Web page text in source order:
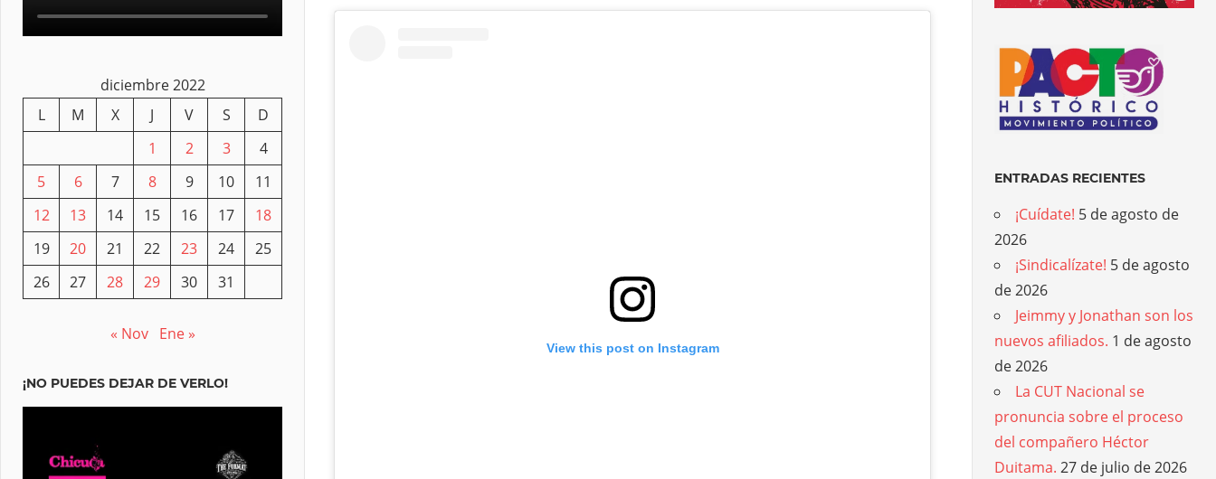
View this post on Instagram
diciembre 2022
L
M X J V S
D
1
2 3
4
5
6 7 8 9 10
11
12
13 14 15 16 17
18
19
20 21 22 23 24
25
26
27 28 29 30 31
« Nov Ene »
¡NO PUEDES DEJAR DE VERLO!
ENTRADAS RECIENTES
¡Cuídate! 5 de agosto de
2026
¡Sindicalízate! 5 de agosto
de 2026
Jeimmy y Jonathan son los
nuevos afiliados. 1 de agosto
de 2026
La CUT Nacional se
pronuncia sobre el proceso
del compañero Héctor
Duitama. 27 de julio de 2026